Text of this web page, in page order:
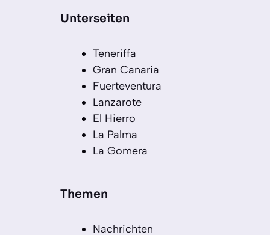
Unterseiten
Teneriffa
Gran Canaria
Fuerteventura
Lanzarote
El Hierro
La Palma
La Gomera
Themen
Nachrichten